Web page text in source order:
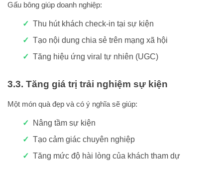
Gấu bông giúp doanh nghiệp:
Thu hút khách check-in tại sự kiện
Tạo nội dung chia sẻ trên mạng xã hội
Tăng hiệu ứng viral tự nhiên (UGC)
3.3. Tăng giá trị trải nghiệm sự kiện
Một món quà đẹp và có ý nghĩa sẽ giúp:
Nâng tầm sự kiện
Tạo cảm giác chuyên nghiệp
Tăng mức độ hài lòng của khách tham dự